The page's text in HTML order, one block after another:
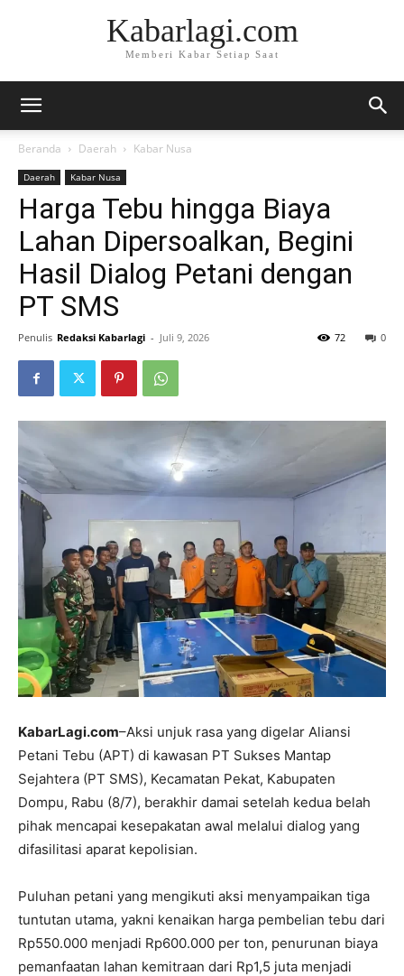
Kabarlagi.com
Memberi Kabar Setiap Saat
Beranda Daerah Kabar Nusa
Daerah Kabar Nusa
Harga Tebu hingga Biaya
Lahan Dipersoalkan, Begini
Hasil Dialog Petani dengan
PT SMS
Penulis Redaksi Kabarlagi - Juli 9, 2026 0
72
KabarLagi.com–Aksi unjuk rasa yang digelar Aliansi
Petani Tebu (APT) di kawasan PT Sukses Mantap
Sejahtera (PT SMS), Kecamatan Pekat, Kabupaten
Dompu, Rabu (8/7), berakhir damai setelah kedua belah
pihak mencapai kesepakatan awal melalui dialog yang
difasilitasi aparat kepolisian.
Puluhan petani yang mengikuti aksi menyampaikan tiga
tuntutan utama, yakni kenaikan harga pembelian tebu dari
Rp550.000 menjadi Rp600.000 per ton, penurunan biaya
pemanfaatan lahan kemitraan dari Rp1,5 juta menjadi